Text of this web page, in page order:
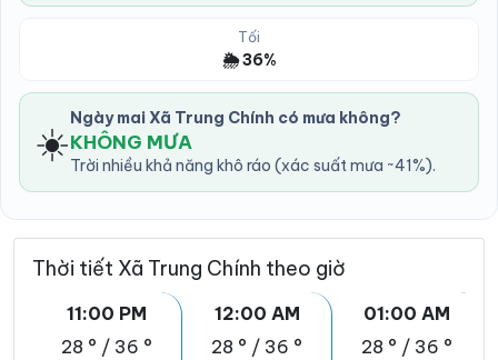
Tối
🌦️ 36%
☀️ Ngày mai Xã Trung Chính có mưa không?
KHÔNG MƯA
Trời nhiều khả năng khô ráo (xác suất mưa ~41%).
Thời tiết Xã Trung Chính theo giờ
11:00 PM
28 ° / 36 °
12:00 AM
28 ° / 36 °
01:00 AM
28 ° / 36 °